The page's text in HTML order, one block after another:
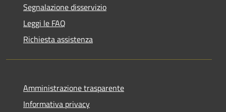
Segnalazione disservizio
Leggi le FAQ
Richiesta assistenza
Amministrazione trasparente
Informativa privacy